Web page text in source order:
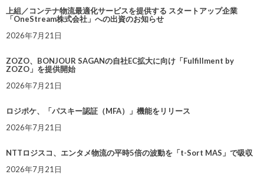
上組／コンテナ物流最適化サービスを提供する スタートアップ企業
「OneStream株式会社」への出資のお知らせ
2026年7月21日
ZOZO、BONJOUR SAGANの自社EC拡大に向け「Fulfillment by
ZOZO」を提供開始
2026年7月21日
ロジポケ、「パスキー認証（MFA）」機能をリリース
2026年7月21日
NTTロジスコ、エンタメ物流の平時5倍の波動を「t-Sort MAS」で吸収
2026年7月21日